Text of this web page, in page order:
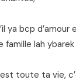
ya bcp d’amour
lah ybarek
toute ta vie,